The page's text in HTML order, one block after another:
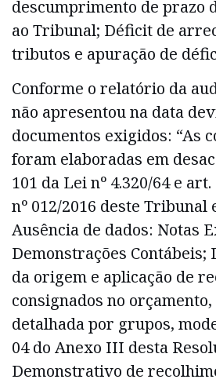
descumprimento de prazo
ao Tribunal; Déficit de
tributos e apuração de
Conforme o relatório da
não apresentou na data
documentos exigidos: “As
foram elaboradas em
101 da Lei nº 4.320/64 e
nº 012/2016 deste Tribunal
Ausência de dados: Notas
Demonstrações Contábeis;
da origem e aplicação de
consignados no
detalhada por grupos,
04 do Anexo III desta
Demonstrativo de